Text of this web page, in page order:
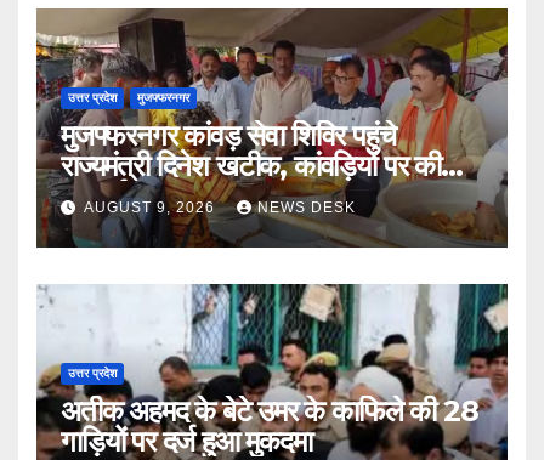
उत्तर प्रदेश मुजफ्फरनगर
मुजफ्फरनगर कांवड़ सेवा शिविर पहुंचे
राज्यमंत्री दिनेश खटीक, कांवड़ियों पर की
पुष्पवर्षा ’
AUGUST 9, 2026 NEWS DESK
उत्तर प्रदेश
अतीक अहमद के बेटे उमर के काफिले की 28
गाड़ियों पर दर्ज हुआ मुकदमा